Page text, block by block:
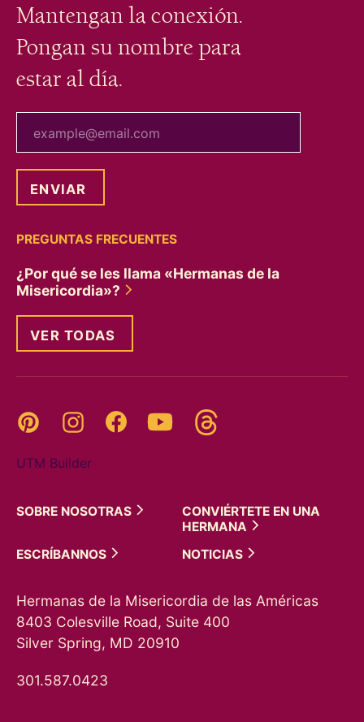
Mantengan la conexión.
Pongan su nombre para
estar al día.
PREGUNTAS FRECUENTES
¿Por qué se les llama «Hermanas de la
Misericordia»?
VER TODAS
Pinterest InstagramFacebookYouTube
UTM Builder
SOBRE NOSOTRAS
CONVIÉRTETE EN UNA
HERMANA
ESCRÍBANNOS
NOTICIAS
Hermanas de la Misericordia de las Américas
8403 Colesville Road, Suite 400
Silver Spring, MD 20910
301.587.0423